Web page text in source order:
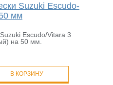
Suzuki Escudo-
мм
Escudo/Vitara 3
на 50 мм.
В КОРЗИНУ